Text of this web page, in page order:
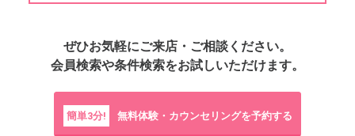
ぜひお気軽にご来店・ご相談ください。
会員検索や条件検索をお試しいただけます。
簡単3分! 無料体験・カウンセリングを予約する